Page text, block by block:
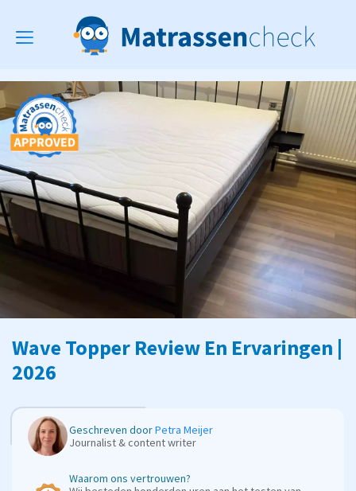
Toggle
Wave Topper Review En Ervaringen |
2026
Geschreven doorPetra Meijer
Journalist & content writer
Waarom ons vertrouwen?